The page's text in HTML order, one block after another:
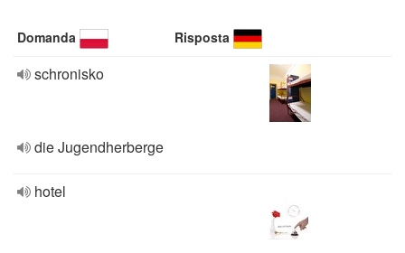
Domanda Risposta
schronisko
die Jugendherberge
hotel